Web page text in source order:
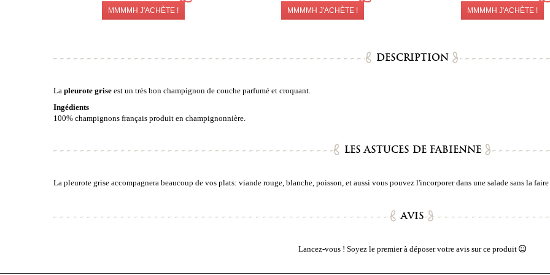
MMMMH J'ACHÈTE ! MMMMH J'ACHÈTE ! MMMMH J'ACHÈTE !
DESCRIPTION
La pleurote grise est un très bon champignon de couche parfumé et croquant.
Ingédients
100% champignons français produit en champignonnière.
LES ASTUCES DE FABIENNE
La pleurote grise accompagnera beaucoup de vos plats: viande rouge, blanche, poisson, et aussi vous pouvez l'incorporer dans une salade sans la
AVIS
Lancez-vous ! Soyez le premier à déposer votre avis sur ce produit